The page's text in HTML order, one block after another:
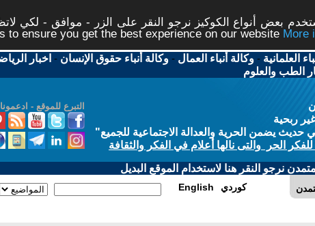
بعض أنواع الكوكيز نرجو النقر على الزر - موافق - لكي
to ensure you get the best experience on our website
العلمانية -وكالة أنباء العمال -وكالة أنباء حقوق الإنسان - اخبار
الطب والعلوم
التبرع للموقع - ادعمونا
ربحية
يضمن الحرية والعدالة الاجتماعية للجميع"
الحر والتى نالها أعلام في الفكر والثقافة
نرجو النقر هنا لاستخدام الموقع البديل
English كوردي